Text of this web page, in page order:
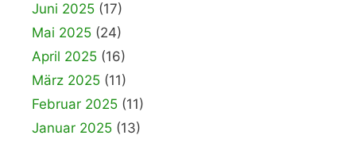
Juni 2025 (17)
Mai 2025 (24)
April 2025 (16)
März 2025 (11)
Februar 2025 (11)
Januar 2025 (13)